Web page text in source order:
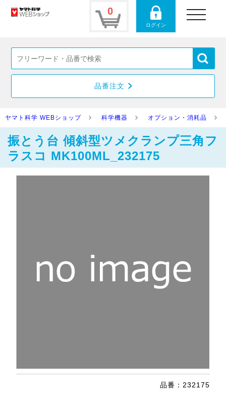
0
ログイン
toggle
navigation
品番注文
ヤマト科学 WEBショップ 科学機器 オプション・消耗品
振とう台 傾斜型ツメクランプ三角フ
ラスコ MK100ML_232175
品番：232175